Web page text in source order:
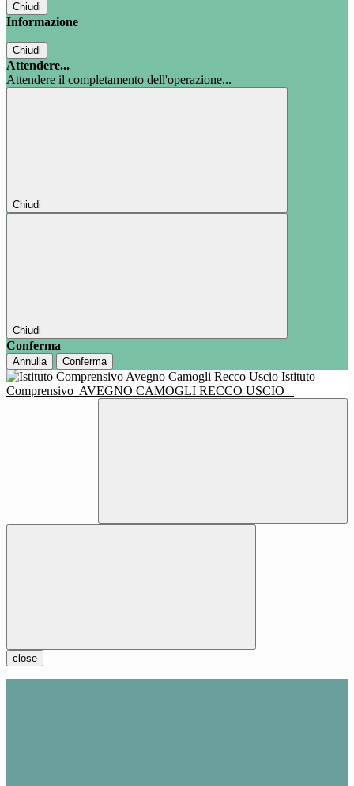
Chiudi
Informazione
Chiudi
Attendere...
Attendere il completamento dell'operazione...
Chiudi
Chiudi
Conferma
Annulla Conferma
Istituto
Comprensivo AVEGNO CAMOGLI RECCO USCIO
close